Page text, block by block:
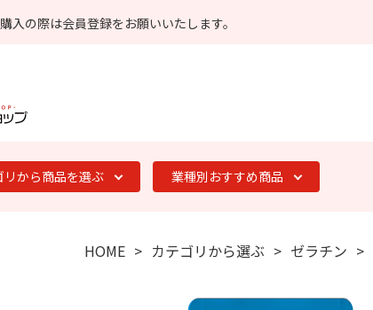
入の際は会員登録をお願いいたします。
リから商品を選ぶ 業種別おすすめ商品
HOME カテゴリから選ぶ ゼラチン